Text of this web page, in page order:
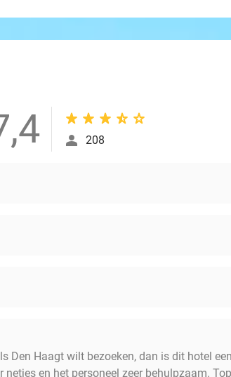
208
Den Haagt wilt bezoeken, dan is dit hotel
en het personeel zeer behulpzaam.